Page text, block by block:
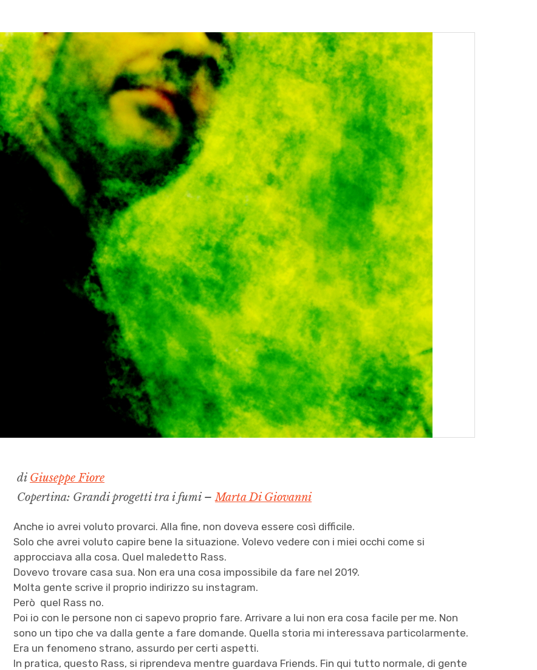
di Giuseppe Fiore
Copertina: Grandi progetti tra i fumi –Marta Di Giovanni
Anche io avrei voluto provarci. Alla fine, non doveva essere così difficile.
Solo che avrei voluto capire bene la situazione. Volevo vedere con i miei occhi come si
approcciava alla cosa. Quel maledetto Rass.
Dovevo trovare casa sua. Non era una cosa impossibile da fare nel 2019.
Molta gente scrive il proprio indirizzo su instagram.
Però quel Rass no.
Poi io con le persone non ci sapevo proprio fare. Arrivare a lui non era cosa facile per me. Non
sono un tipo che va dalla gente a fare domande. Quella storia mi interessava particolarmente.
Era un fenomeno strano, assurdo per certi aspetti.
In pratica, questo Rass, si riprendeva mentre guardava Friends. Fin qui tutto normale, di gente